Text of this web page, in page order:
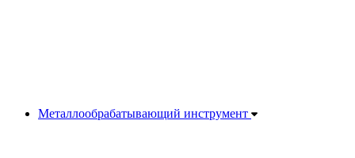
Металлообрабатывающий инструмент